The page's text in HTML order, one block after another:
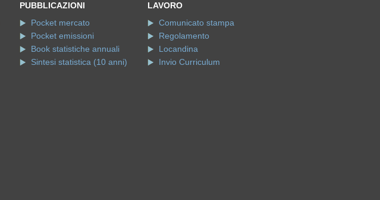
PUBBLICAZIONI
Pocket mercato
Pocket emissioni
Book statistiche annuali
Sintesi statistica (10 anni)
LAVORO
Comunicato stampa
Regolamento
Locandina
Invio Curriculum